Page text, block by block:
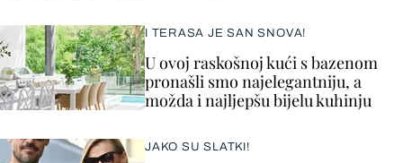
I TERASA JE SAN SNOVA!
U ovoj raskošnoj kući s bazenom
pronašli smo najelegantniju, a
možda i najljepšu bijelu kuhinju
JAKO SU SLATKI!